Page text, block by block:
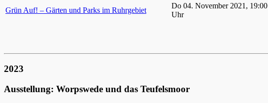
Grün Auf! – Gärten und Parks im Ruhrgebiet
Do 04. November 2021, 19:00
Uhr
2023
Ausstellung: Worpswede und das Teufelsmoor